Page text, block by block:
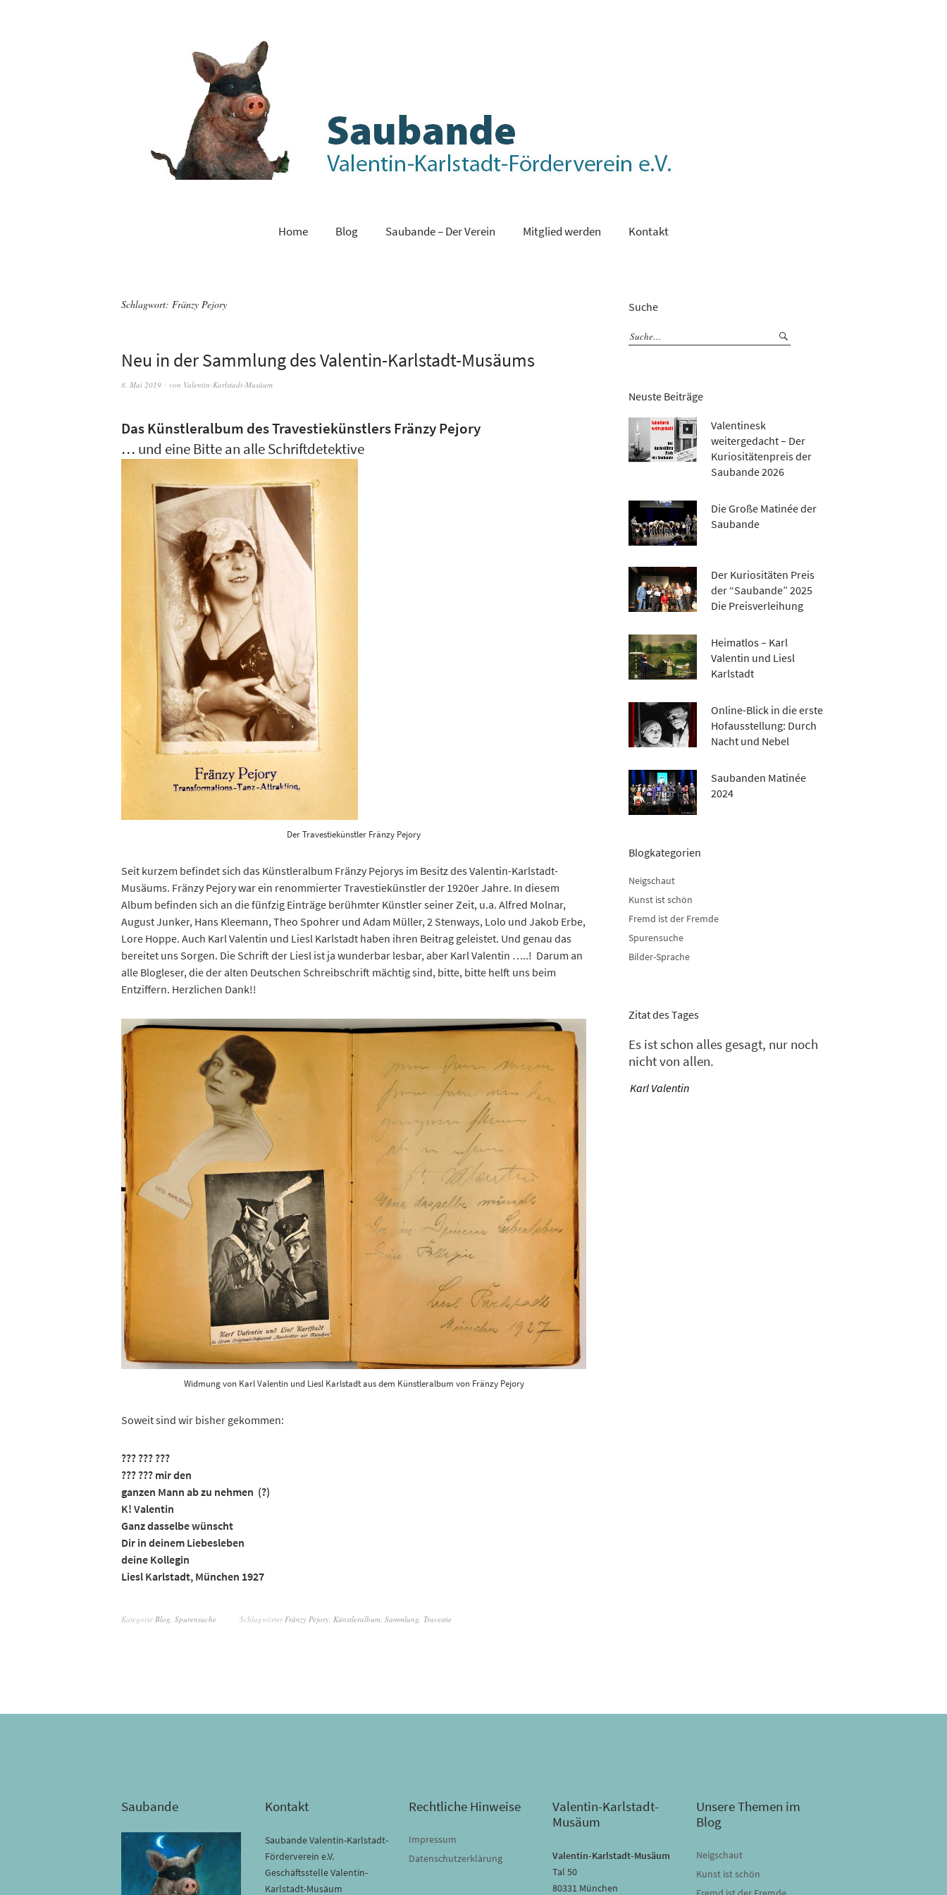
Home Blog Saubande – Der Verein Mitglied werden Kontakt
Schlagwort: Fränzy Pejory
Neu in der Sammlung des Valentin-Karlstadt-Musäums
8. Mai 2019 von Valentin-Karlstadt-Musäum
Das Künstleralbum des Travestiekünstlers Fränzy Pejory
… und eine Bitte an alle Schriftdetektive
Der Travestiekünstler Fränzy Pejory
Seit kurzem befindet sich das Künstleralbum Fränzy Pejorys im Besitz des Valentin-Karlstadt-
Musäums. Fränzy Pejory war ein renommierter Travestiekünstler der 1920er Jahre. In diesem
Album befinden sich an die fünfzig Einträge berühmter Künstler seiner Zeit, u.a. Alfred Molnar,
August Junker, Hans Kleemann, Theo Spohrer und Adam Müller, 2 Stenways, Lolo und Jakob Erbe,
Lore Hoppe. Auch Karl Valentin und Liesl Karlstadt haben ihren Beitrag geleistet. Und genau das
bereitet uns Sorgen. Die Schrift der Liesl ist ja wunderbar lesbar, aber Karl Valentin …..! Darum an
alle Blogleser, die der alten Deutschen Schreibschrift mächtig sind, bitte, bitte helft uns beim
Entziffern. Herzlichen Dank!!
Widmung von Karl Valentin und Liesl Karlstadt aus dem Künstleralbum von Fränzy Pejory
Soweit sind wir bisher gekommen:
??? ??? ???
??? ??? mir den
ganzen Mann ab zu nehmen (?)
K! Valentin
Ganz dasselbe wünscht
Dir in deinem Liebesleben
deine Kollegin
Liesl Karlstadt, München 1927
Kategorie Blog, Spurensuche SchlagwörterFränzy Pejory, Künstleralbum, Sammlung, Travestie
Suche
Neuste Beiträge
Valentinesk
weitergedacht – Der
Kuriositätenpreis der
Saubande 2026
Die Große Matinée der
Saubande
Der Kuriositäten Preis
der “Saubande” 2025
Die Preisverleihung
Heimatlos – Karl
Valentin und Liesl
Karlstadt
Online-Blick in die erste
Hofausstellung: Durch
Nacht und Nebel
Saubanden Matinée
2024
Blogkategorien
Neigschaut
Kunst ist schön
Fremd ist der Fremde
Spurensuche
Bilder-Sprache
Zitat des Tages
Es ist schon alles gesagt, nur noch
nicht von allen.
—
Karl Valentin
Saubande Kontakt
Saubande Valentin-Karlstadt-
Förderverein e.V.
Geschäftsstelle Valentin-
Karlstadt-Musäum
Rechtliche Hinweise
Impressum
Datenschutzerklärung
Valentin-Karlstadt-
Musäum
Valentin-Karlstadt-Musäum
Tal 50
80331 München
Unsere Themen im
Blog
Neigschaut
Kunst ist schön